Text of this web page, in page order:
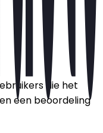
die het
een beoordeling